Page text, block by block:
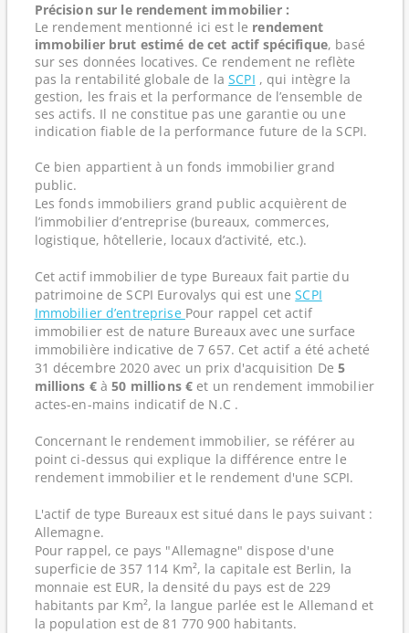
Précision sur le rendement immobilier :
Le rendement mentionné ici est le rendement
immobilier brut estimé de cet actif spécifique, basé
sur ses données locatives. Ce rendement ne reflète
pas la rentabilité globale de laSCPI , qui intègre la
gestion, les frais et la performance de l’ensemble de
ses actifs. Il ne constitue pas une garantie ou une
indication fiable de la performance future de la SCPI.
Ce bien appartient à un fonds immobilier grand
public.
Les fonds immobiliers grand public acquièrent de
l’immobilier d’entreprise (bureaux, commerces,
logistique, hôtellerie, locaux d’activité, etc.).
Cet actif immobilier de type Bureaux fait partie du
patrimoine de SCPI Eurovalys qui est uneSCPI
Immobilier d’entreprise Pour rappel cet actif
immobilier est de nature Bureaux avec une surface
immobilière indicative de 7 657. Cet actif a été acheté
31 décembre 2020 avec un prix d'acquisition De5
millions €à50 millions € et un rendement immobilier
actes-en-mains indicatif de N.C .
Concernant le rendement immobilier, se référer au
point ci-dessus qui explique la différence entre le
rendement immobilier et le rendement d'une SCPI.
L'actif de type Bureaux est situé dans le pays suivant :
Allemagne.
Pour rappel, ce pays "Allemagne" dispose d'une
superficie de 357 114 Km², la capitale est Berlin, la
monnaie est EUR, la densité du pays est de 229
habitants par Km², la langue parlée est le Allemand et
la population est de 81 770 900 habitants.